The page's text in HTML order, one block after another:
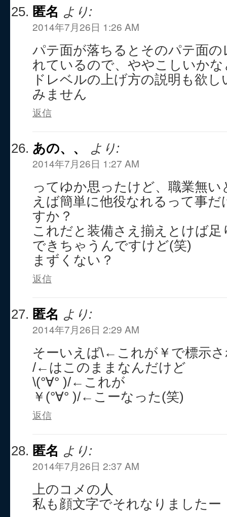
匿名 より:
2014年7月26日 1:26 AM
パテ面が落ちるとそのパテ面
れているので、ややこしいか
ドレベルの上げ方の説明も欲
みません
返信
あの、、 より:
2014年7月26日 1:27 AM
ってゆか思ったけど、職業無い
えば簡単に他役なれるって事
すか？
これだと装備さえ揃えとけば
できちゃうんですけど(笑)
まずくない？
返信
匿名 より:
2014年7月26日 2:29 AM
そーいえば\←これが￥で標示
/←はこのままなんだけど
\(°∀° )/←これが
￥(°∀° )/←こーなった(笑)
返信
匿名 より:
2014年7月26日 2:37 AM
上のコメの人
私も顔文字でそれなりましたー